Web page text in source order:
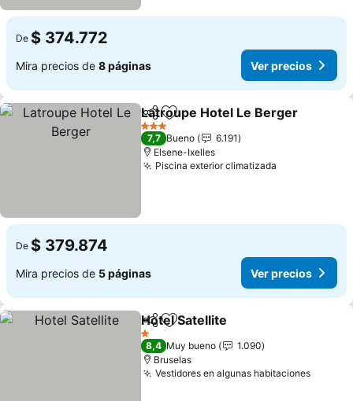
De $ 374.772
Mira precios de 8 páginas Ver precios
CompartirAgregar a favoritos
Latroupe Hotel Le Berger
3 Estrellas
7,7 Bueno
6.191
Elsene-Ixelles
Piscina exterior climatizada
De $ 379.874
Mira precios de 5 páginas Ver precios
CompartirAgregar a favoritos
Hotel Satellite
1 Estrellas
8,4 Muy bueno
1.090
Bruselas
Vestidores en algunas habitaciones